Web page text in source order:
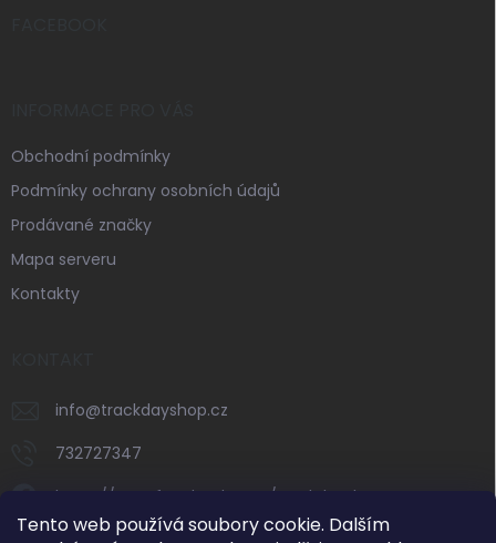
Tento web používá soubory cookie. Dalším
Obchodní podmínky
Podmínky ochrany osobních údajů
Prodávané značky
Mapa serveru
Kontakty
info@trackdayshop.cz
732727347
https://www.facebook.com/trackdayshop